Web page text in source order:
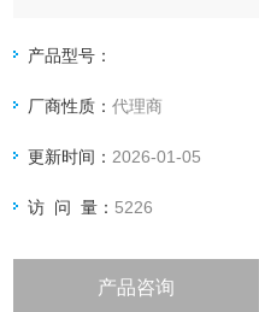
产品型号：
厂商性质：代理商
更新时间： 2026-01-05
访 问 量： 5226
产品咨询